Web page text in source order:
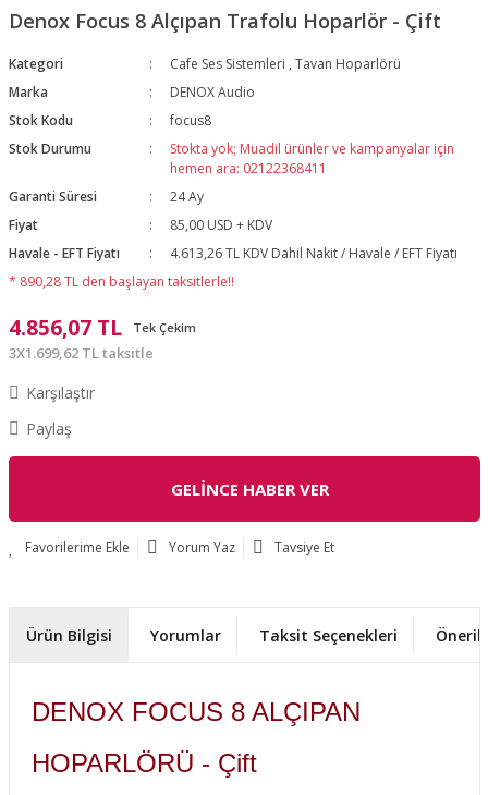
Denox Focus 8 Alçıpan Trafolu Hoparlör - Çift
Kategori Cafe Ses Sistemleri ,Tavan Hoparlörü
Marka
DENOX Audio
Stok Kodu
focus8
Stok Durumu
Stokta yok; Muadil ürünler ve kampanyalar için
hemen ara: 02122368411
Garanti Süresi
24 Ay
Fiyat
85,00 USD + KDV
Havale - EFT Fiyatı
4.613,26 TL KDV Dahil Nakit / Havale / EFT Fiyatı
* 890,28 TL den başlayan taksitlerle!!
4.856,07 TL Tek Çekim
3X1.699,62 TL taksitle
Karşılaştır
Paylaş
GELİNCE HABER VER
Yorum Yaz Tavsiye Et
Ürün Bilgisi Yorumlar Taksit Seçenekleri
DENOX FOCUS 8 ALÇIPAN
HOPARLÖRÜ - Çift